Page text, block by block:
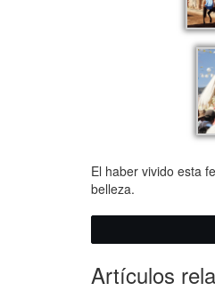
El haber vivido esta
belleza.
Artículos